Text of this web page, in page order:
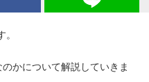
かについて解説していきま